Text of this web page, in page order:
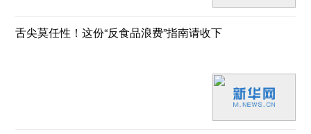
舌尖莫任性！这份“反食品浪费”指南请收下